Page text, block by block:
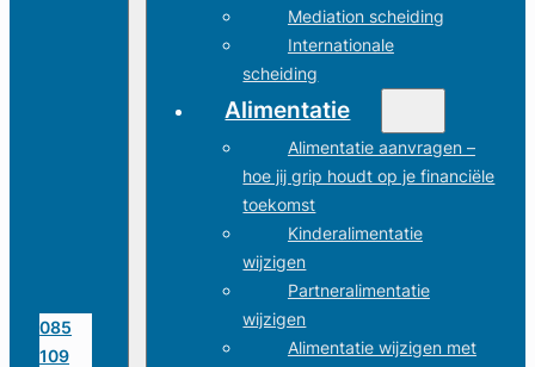
085
109
Mediation scheiding
Internationale
scheiding
Alimentatie
Alimentatie aanvragen –
hoe jij grip houdt op je financiële
toekomst
Kinderalimentatie
wijzigen
Partneralimentatie
wijzigen
Alimentatie wijzigen met